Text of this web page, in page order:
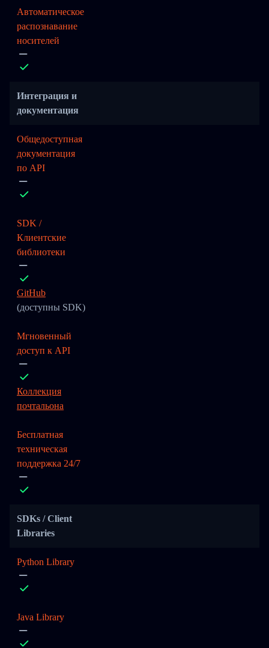
Автоматическое
распознавание
носителей
Интеграция и
документация
Общедоступная
документация
по API
SDK /
Клиентские
библиотеки
GitHub
(доступны SDK)
Мгновенный
доступ к API
Коллекция
почтальона
Бесплатная
техническая
поддержка 24/7
SDKs / Client
Libraries
Python Library
Java Library